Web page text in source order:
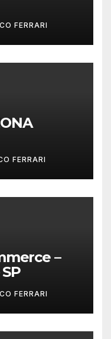
FERRARI
FERRARI
–
FERRARI